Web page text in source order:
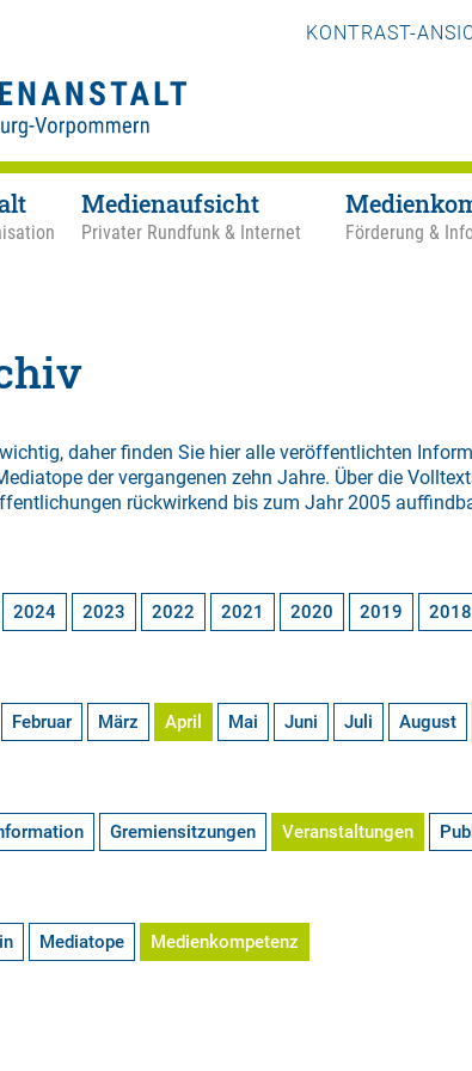
KONTRAST-
Medienaufsicht
Privater Rundfunk & Internet Förderung &
daher finden Sie hier alle veröffentlichten
der vergangenen zehn Jahre. Über die
rückwirkend bis zum Jahr 2005
2024 2023 2022 2021 2020 2019 2018
Februar März April Mai Juni Juli August
Gremiensitzungen Veranstaltungen
Mediatope Medienkompetenz